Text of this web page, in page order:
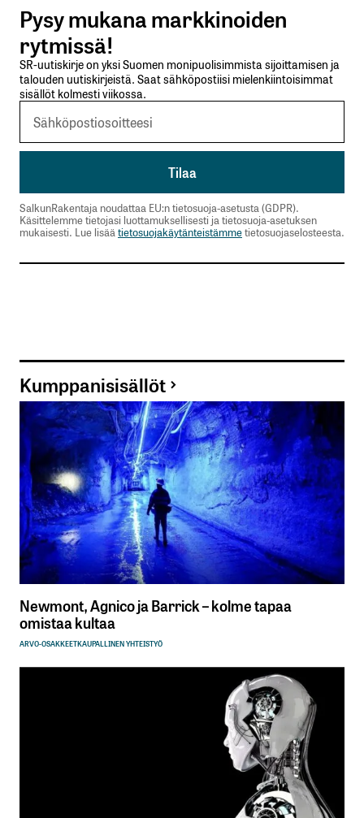
Lähetä kommentti
Pysy mukana markkinoiden
rytmissä!
SR-uutiskirje on yksi Suomen monipuolisimmista sijoittamisen ja
talouden uutiskirjeistä. Saat sähköpostiisi mielenkiintoisimmat
sisällöt kolmesti viikossa.
SalkunRakentaja noudattaa EU:n tietosuoja-asetusta (GDPR).
Käsittelemme tietojasi luottamuksellisesti ja tietosuoja-asetuksen
mukaisesti. Lue lisäätietosuojakäytänteistämmetietosuojaselosteesta.
Kumppanisisällöt
Newmont, Agnico ja Barrick – kolme tapaa
omistaa kultaa
ARVO-OSAKKEETKAUPALLINEN YHTEISTYÖ